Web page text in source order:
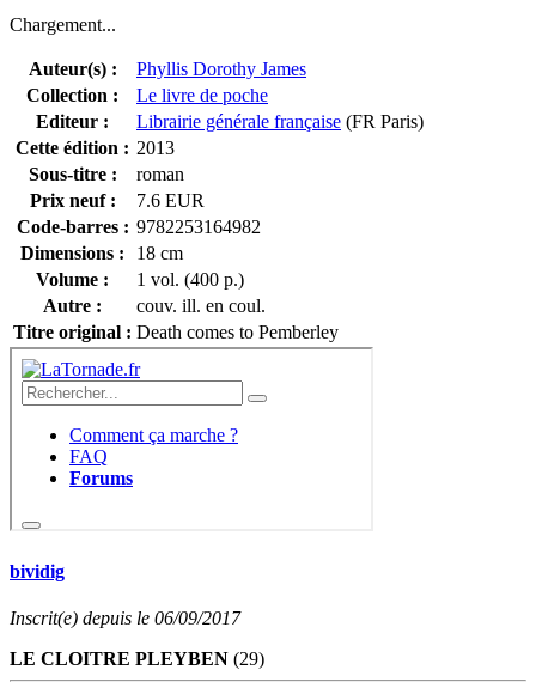
Chargement...
Auteur(s) :
Phyllis Dorothy James
Collection :
Le livre de poche
Editeur :
Librairie générale française (FR Paris)
Cette édition : 2013
Sous-titre :
roman
Prix neuf :
7.6 EUR
Code-barres : 9782253164982
Dimensions :
18 cm
Volume :
1 vol. (400 p.)
Autre :
couv. ill. en coul.
Titre original : Death comes to Pemberley
bividig
Inscrit(e) depuis le 06/09/2017
LE CLOITRE PLEYBEN (29)